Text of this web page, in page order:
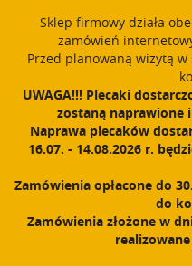
{dataLayer.push(arguments);}
'UA-11892555-1');
PROUDLY MADE IN POLAND SINCE
Zarejestruj się
Klamry, troki,
Sklep firmowy działa
zamówień
Przed planowaną wizytą
UWAGA!!! Plecaki
zostaną naprawione
Naprawa plecaków
16.07. - 14.08.2026 r.
Zamówienia opłacone do
do
Zamówienia złożone w